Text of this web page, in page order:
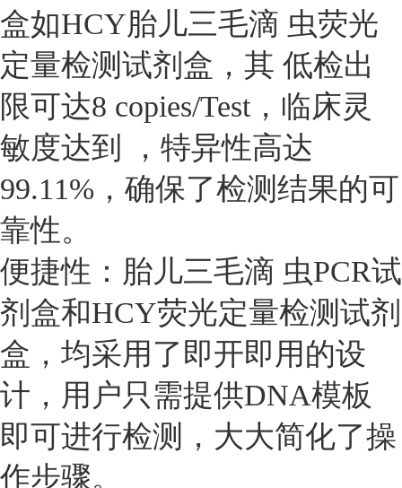
盒如HCY胎儿三毛滴 虫荧光
定量检测试剂盒，其 低检出
限可达8 copies/Test，临床灵
敏度达到 ，特异性高达
99.11%，确保了检测结果的可
靠性。
便捷性：胎儿三毛滴 虫PCR试
剂盒和HCY荧光定量检测试剂
盒，均采用了即开即用的设
计，用户只需提供DNA模板
即可进行检测，大大简化了操
作步骤。